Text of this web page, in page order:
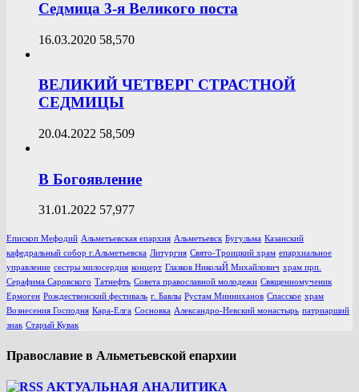
Седмица 3-я Великого поста
16.03.2020 58,570
ВЕЛИКИЙ ЧЕТВЕРГ СТРАСТНОЙ
СЕДМИЦЫ
20.04.2022 58,509
В Богоявление
31.01.2022 57,977
Епископ Мефодий Альметьевская епархия Альметьевск Бугульма Казанский
кафедральный собор г.Альметьевска Литургия Свято-Троицкий храм епархиальное
управление сестры милосердия концерт Глазков НиколаЙ Михайлович храм прп.
Серафима Саровского Татнефть Совета православной молодежи Священномученик
Ермоген Рождественский фестиваль г. Бавлы Рустам Минниханов Спасское храм
Вознесения Господня Кара-Елга Сосновка Александро-Невский монастырь патриарший
знак Старый Кувак
Православие в Альметьевской епархии
АКТУАЛЬНАЯ АНАЛИТИКА